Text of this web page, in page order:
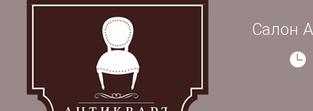
г. Суздаль, ул. Кремлевская, д. 19 - 2
Салон